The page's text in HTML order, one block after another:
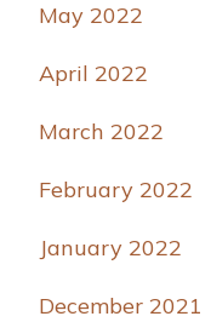
May 2022
April 2022
March 2022
February 2022
January 2022
December 2021